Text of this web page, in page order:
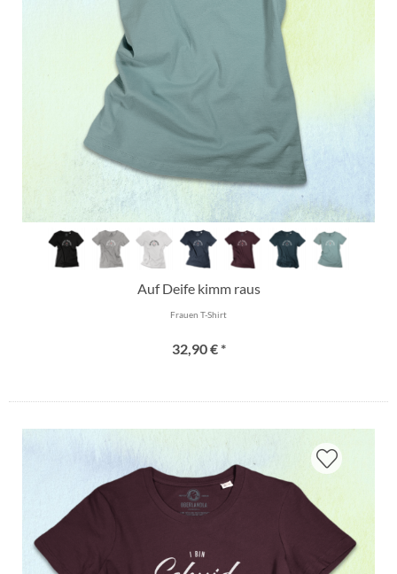
Auf Deife kimm raus
Frauen T-Shirt
32,90 € *